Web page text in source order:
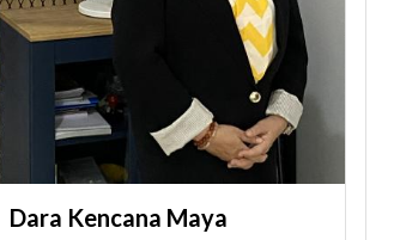
Dara Kencana Maya